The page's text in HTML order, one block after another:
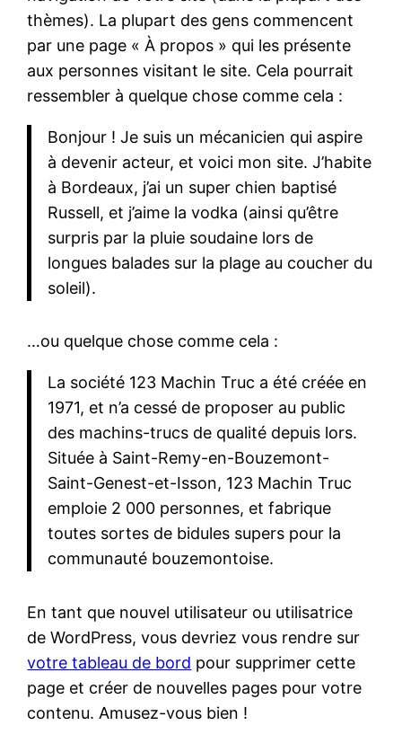
thèmes). La plupart des gens commencent
par une page « À propos » qui les présente
aux personnes visitant le site. Cela pourrait
ressembler à quelque chose comme cela :
Bonjour ! Je suis un mécanicien qui aspire
à devenir acteur, et voici mon site. J’habite
à Bordeaux, j’ai un super chien baptisé
Russell, et j’aime la vodka (ainsi qu’être
surpris par la pluie soudaine lors de
longues balades sur la plage au coucher du
soleil).
…ou quelque chose comme cela :
La société 123 Machin Truc a été créée en
1971, et n’a cessé de proposer au public
des machins-trucs de qualité depuis lors.
Située à Saint-Remy-en-Bouzemont-
Saint-Genest-et-Isson, 123 Machin Truc
emploie 2 000 personnes, et fabrique
toutes sortes de bidules supers pour la
communauté bouzemontoise.
En tant que nouvel utilisateur ou utilisatrice
de WordPress, vous devriez vous rendre sur
votre tableau de bord pour supprimer cette
page et créer de nouvelles pages pour votre
contenu. Amusez-vous bien !